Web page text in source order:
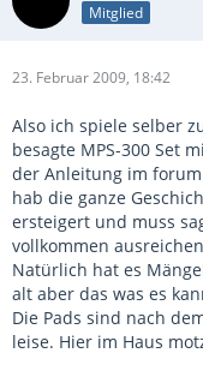
Mitglied
23. Februar 2009, 18:42
Also ich spiele selber
besagte MPS-300 Set
der Anleitung im
hab die ganze
ersteigert und muss
vollkommen
Natürlich hat es
alt aber das was es
Die Pads sind nach
leise. Hier im Haus